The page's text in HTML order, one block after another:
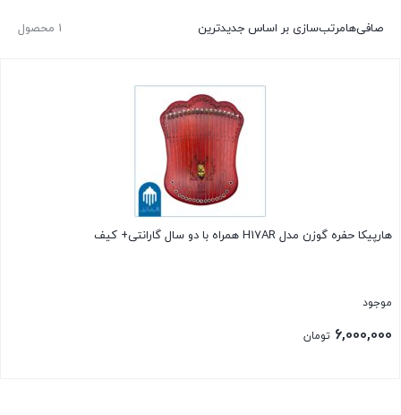
1 محصول صافی‌هامرتب‌سازی بر اساس جدیدترین
هارپیکا حفره گوزن مدل H17AR همراه با دو سال گارانتی+ کیف
موجود
6,000,000 تومان